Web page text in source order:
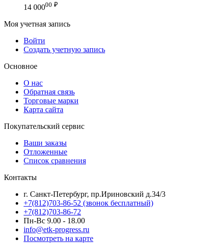
14 00000 ₽
Моя учетная запись
Войти
Создать учетную запись
Основное
О нас
Обратная связь
Торговые марки
Карта сайта
Покупательский сервис
Ваши заказы
Отложенные
Список сравнения
Контакты
г. Санкт-Петербург, пр.Ириновский д.34/3
+7(812)703-86-52 (звонок бесплатный)
+7(812)703-86-72
Пн-Вс 9.00 - 18.00
info@etk-progress.ru
Посмотреть на карте